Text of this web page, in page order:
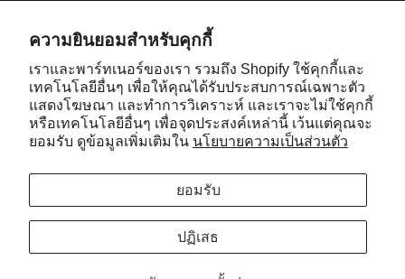
ความยินยอมสำหรับคุกกี้
เราและพาร์ทเนอร์ของเรา รวมถึง Shopify ใช้คุกกี้และ
เทคโนโลยีอื่นๆ เพื่อให้คุณได้รับประสบการณ์เฉพาะตัว
แสดงโฆษณา และทำการวิเคราะห์ และเราจะไม่ใช้คุกกี้
หรือเทคโนโลยีอื่นๆ เพื่อจุดประสงค์เหล่านี้ เว้นแต่คุณจะ
ยอมรับ ดูข้อมูลเพิ่มเติมใน นโยบายความเป็นส่วนตัว
ยอมรับ
ปฏิเสธ
เกี่ยวกับ
เกี่ยวกับเรา
ข้อกำหนดในการใช้งาน
นโยบายความเป็นส่วนตัว
อาชีพ
กด
ค้นหาเราได้ที่นี่
ติดต่อเรา
ลิขสิทธิ์ © 2026, GadHouse Co., Ltd
976/9 ถ.ริมคลองสามเสน บางกะปิ ห้วยขวาง